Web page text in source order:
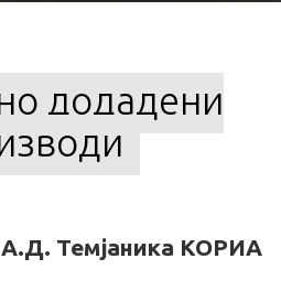
додадени
Темјаника КОРИА